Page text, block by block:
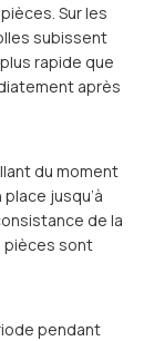
Sur les
subissent
rapide que
après
du moment
jusqu’à
de la
pièces sont
pendant